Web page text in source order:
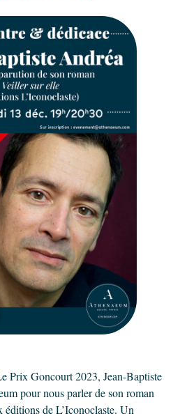
Prix Goncourt 2023, Jean-Baptiste
pour nous parler de son roman
de L’Iconoclaste. Un